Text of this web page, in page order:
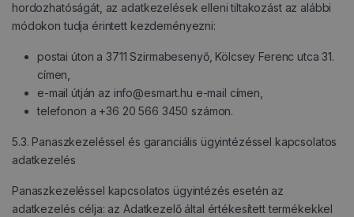
hordozhatóságát, az adatkezelések elleni tiltakozást az alábbi
módokon tudja érintett kezdeményezni:
postai úton a 3711 Szirmabesenyő, Kölcsey Ferenc utca 31.
címen,
e-mail útján az info@esmart.hu e-mail címen,
telefonon a +36 20 566 3450 számon.
5.3. Panaszkezeléssel és garanciális ügyintézéssel kapcsolatos
adatkezelés
Panaszkezeléssel kapcsolatos ügyintézés esetén az
adatkezelés célja: az Adatkezelő által értékesített termékekkel